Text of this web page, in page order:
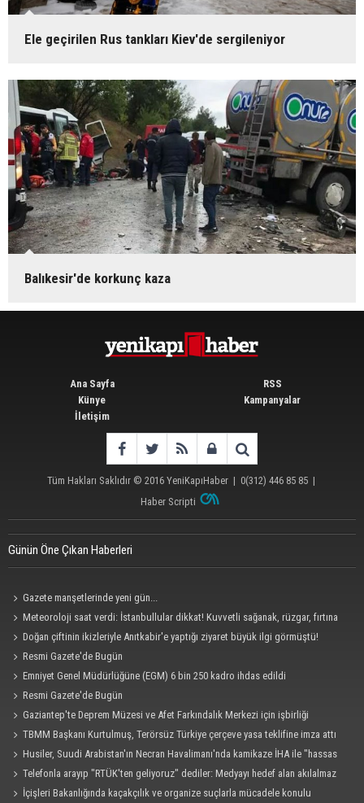
Ele geçirilen Rus tankları Kiev'de sergileniyor
Balıkesir'de korkunç kaza
Ana Sayfa
Künye
İletişim
RSS
Kampanyalar
Tüm Hakları Saklıdır © 2016 YeniKapıHaber| 0(312) 446 85 85|
Haber Scripti
Günün Öne Çıkan Haberleri
Gazete manşetlerinde yeni gün...
Meteoroloji saat verdi: İstanbullular dikkat! Kuvvetli sağanak, rüzgar, fırtına
geliyor... Tedbirinizi alın
Doğan çiftinin ikizleriyle Anıtkabir'e yaptığı ziyaret büyük ilgi görmüştü!
Bakanlık devreye girdi: Devlet şefkat elini uzattı
Resmi Gazete'de Bugün
Emniyet Genel Müdürlüğüne (EGM) 6 bin 250 kadro ihdas edildi
Resmi Gazete'de Bugün
Gaziantep'te Deprem Müzesi ve Afet Farkındalık Merkezi için işbirliği
protokolü imzalandı
TBMM Başkanı Kurtulmuş, Terörsüz Türkiye çerçeve yasa teklifine imza attı
Husiler, Suudi Arabistan'ın Necran Havalimanı'nda kamikaze İHA ile "hassas
bir hedefi" vurduklarını açıkladı
Telefonla arayıp "RTÜK'ten geliyoruz" dediler: Medyayı hedef alan akılalmaz
tuzak ifşa oldu
İçişleri Bakanlığında kaçakçılık ve organize suçlarla mücadele konulu